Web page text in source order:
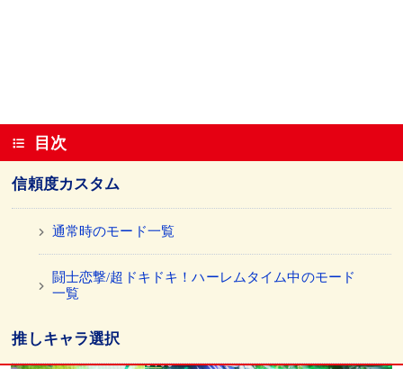
目次
信頼度カスタム
通常時のモード一覧
闘士恋撃/超ドキドキ！ハーレムタイム中のモード
一覧
推しキャラ選択